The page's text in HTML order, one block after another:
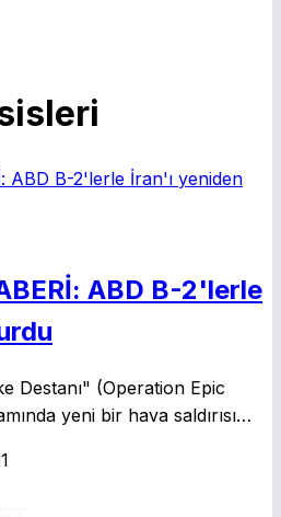
ABD B-2'lerle
Destanı" (Operation Epic
yeni bir hava saldırısı
balistik füze tesislerini